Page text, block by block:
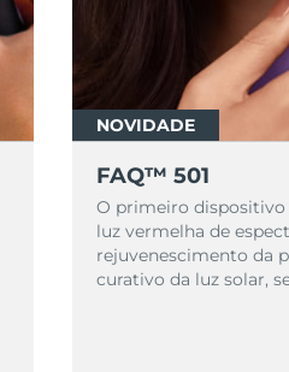
NOVIDADE
FAQ™ 501
O primeiro
luz vermelha de
rejuvenescimento da
curativo da luz solar,